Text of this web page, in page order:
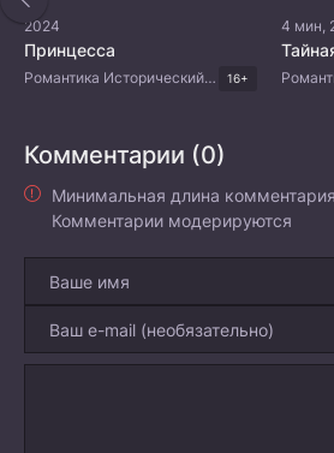
2024
Принцесса
Романтика Исторический Мистика Китайские дорамы 16+
4 мин,
Комментарии (0)
Минимальная длина
Комментарии модерируются